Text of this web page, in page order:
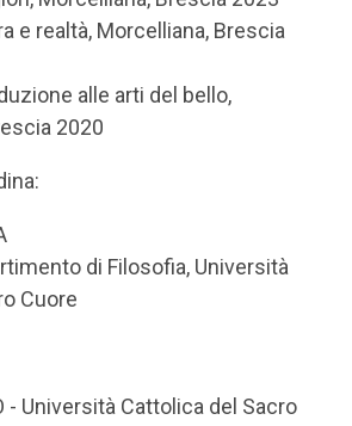
ICATT
DELLO STAFF
e realtà, Morcelliana, Brescia
alle arti del bello,
2020
di Filosofia, Università
Cuore
- Università Cattolica del Sacro